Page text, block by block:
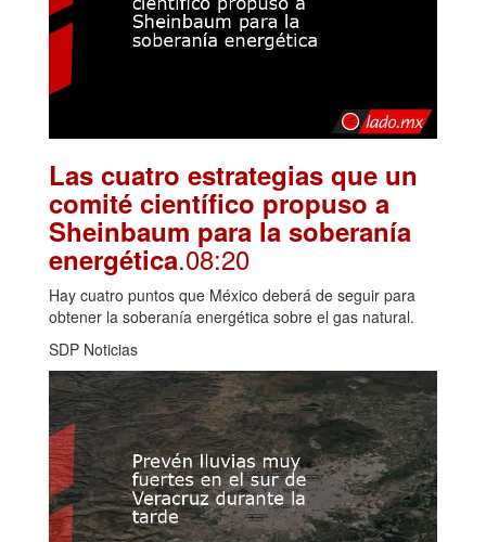
Las cuatro estrategias que un
comité científico propuso a
Sheinbaum para la soberanía
energética.08:20
Hay cuatro puntos que México deberá de seguir para
obtener la soberanía energética sobre el gas natural.
SDP Noticias